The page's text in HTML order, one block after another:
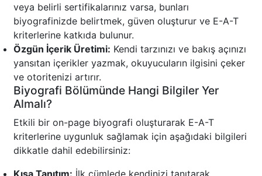
veya belirli sertifikalarınız varsa, bunları
biyografinizde belirtmek, güven oluşturur ve E-A-T
kriterlerine katkıda bulunur.
Özgün İçerik Üretimi: Kendi tarzınızı ve bakış açınızı
yansıtan içerikler yazmak, okuyucuların ilgisini çeker
ve otoritenizi artırır.
Biyografi Bölümünde Hangi Bilgiler Yer
Almalı?
Etkili bir on-page biyografi oluşturarak E-A-T
kriterlerine uygunluk sağlamak için aşağıdaki bilgileri
dikkatle dahil edebilirsiniz: